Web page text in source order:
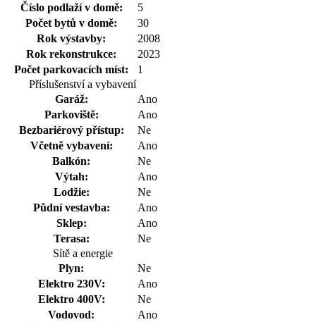
Číslo podlaží v domě:
5
Počet bytů v domě:
30
Rok výstavby:
2008
Rok rekonstrukce:
2023
Počet parkovacích míst:
1
Příslušenství a vybavení
Garáž:
Ano
Parkoviště:
Ano
Bezbariérový přístup:
Ne
Včetně vybavení:
Ano
Balkón:
Ne
Výtah:
Ano
Lodžie:
Ne
Půdní vestavba:
Ano
Sklep:
Ano
Terasa:
Ne
Sítě a energie
Plyn:
Ne
Elektro 230V:
Ano
Elektro 400V:
Ne
Vodovod:
Ano